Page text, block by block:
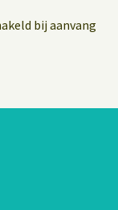
bij aanvang